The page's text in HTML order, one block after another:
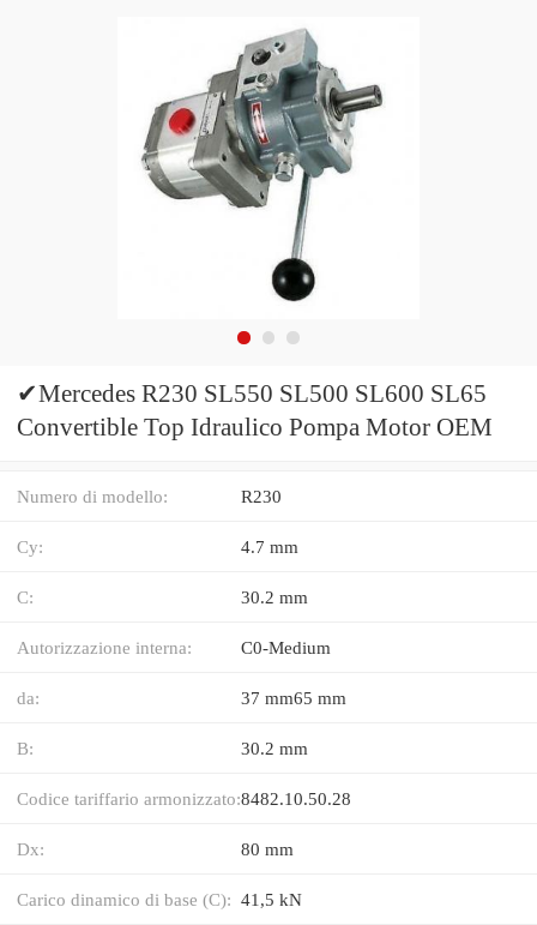
✔Mercedes R230 SL550 SL500 SL600 SL65
Convertible Top Idraulico Pompa Motor OEM
Numero di modello: R230
Cy: 4.7 mm
C: 30.2 mm
Autorizzazione interna: C0-Medium
da: 37 mm65 mm
B: 30.2 mm
Codice tariffario armonizzato:8482.10.50.28
Dx: 80 mm
Carico dinamico di base (C): 41,5 kN